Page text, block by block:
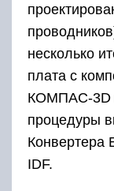
несколько
плата с
КОМПАС-3D
процедуры
IDF.